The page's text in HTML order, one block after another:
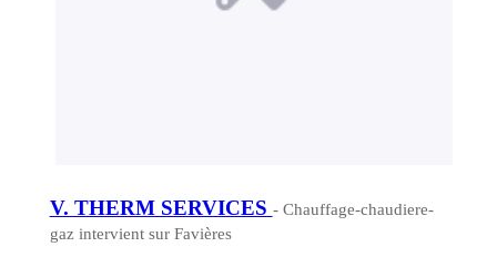
V. THERM SERVICES - Chauffage-chaudiere-
gaz intervient sur Favières